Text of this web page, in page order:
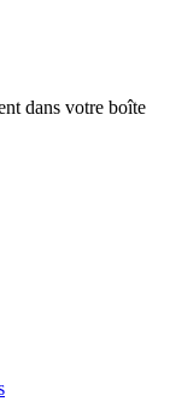
dans votre boîte